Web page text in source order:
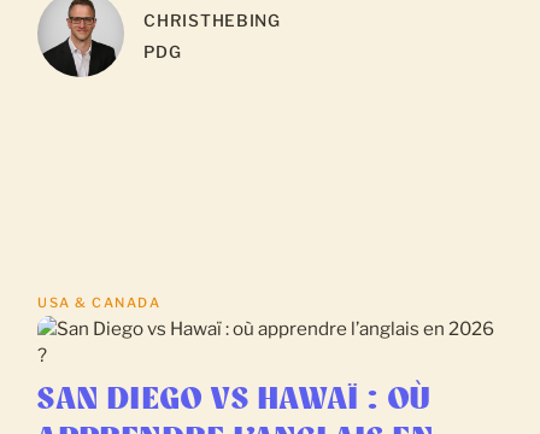
CHRISTHEBING
PDG
USA & CANADA
SAN DIEGO VS HAWAÏ : OÙ